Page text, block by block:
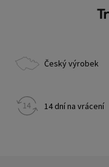
Český výrobek
14 dní na vrácení